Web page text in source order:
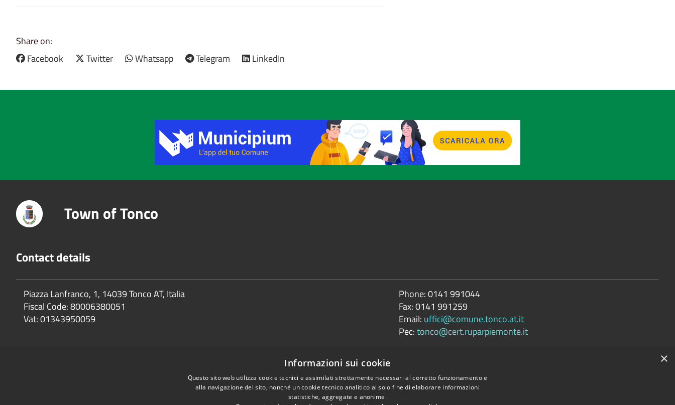
Share on:
Facebook
Twitter Whatsapp Telegram LinkedIn
Town of Tonco
Contact details
Piazza Lanfranco, 1, 14039 Tonco AT, Italia
Fiscal Code:80006380051
Vat:01343950059
Phone:0141 991044
Fax:0141 991259
Email: uffici@comune.tonco.at.it
Pec:tonco@cert.ruparpiemonte.it
Dichiarazione di accessibilità
×
Informazioni sui cookie
Questo sito web utilizza cookie tecnici e assimilati strettamente necessari al corretto funzionamento e
alla navigazione del sito, nonché un cookie tecnico analitico al solo fine di elaborare informazioni
statistiche, aggregate e anonime.